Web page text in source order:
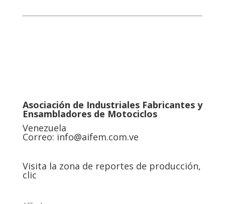
Asociación de Industriales Fabricantes y
Ensambladores de Motociclos
Venezuela
Correo: info@aifem.com.ve
Visita la zona de reportes de producción,
clic